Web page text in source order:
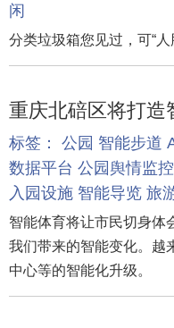
闲
分类垃圾箱您见过，可“
重庆北碚区将打造
标签： 公园 智能步道
数据平台 公园舆情监控
入园设施 智能导览 旅
智能体育将让市民切身体
我们带来的智能变化。越
中心等的智能化升级。